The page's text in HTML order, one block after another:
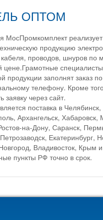
ОПТОМ
МосПромкомплект реализует
продукцию
кабеля, проводов, шнуров по
цене.Грамотные
продукции заполнят заказ по
телефону. Кроме
заявку через сайт.
поставка в
Архангельск,
на-Дону, Саранск,
Екатеринбург,
Владивосток, Крым
пункты РФ точно в срок.